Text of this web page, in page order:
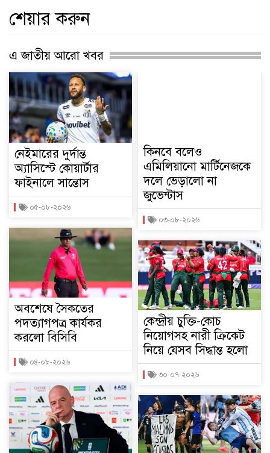
শেয়ার করুন
এ জাতীয় আরো খবর
নেইমারের দুর্দান্ত
অ্যাসিস্টে কোয়ার্টার
ফাইনালে সান্তোস
০৫-০৮-২০২৬
অবশেষে সৈকতের
পদত্যাগপত্র কার্যকর
করলো বিসিবি
০৪-০৮-২০২৬
কিনবে বলেও
এমিলিয়ানো মার্টিনেজকে
দলে ভেড়ালো না
জুভেন্টাস
০৩-০৮-২০২৬
কেন্দ্রীয় চুক্তি-কোচ
নিয়োগসহ নারী ক্রিকেট
নিয়ে যেসব সিদ্ধান্ত হলো
৩০-০৭-২০২৬